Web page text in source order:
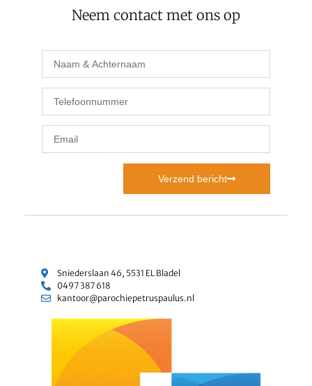
Neem contact met ons op
Verzend bericht
Sniederslaan 46, 5531 EL Bladel
0497 387 618
kantoor@parochiepetruspaulus.nl